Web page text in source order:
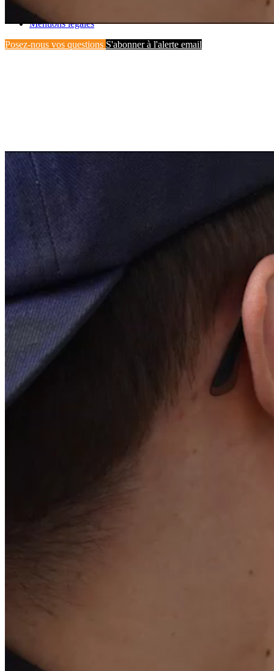
SYSTEMES DE
Mentions légales
Posez-nous vos questions S'abonner à l'alerte email